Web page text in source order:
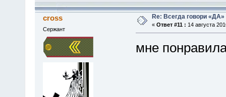
cross
Сержант
Re: Всегда говори «ДА»
« Ответ #11 : 14 августа
мне